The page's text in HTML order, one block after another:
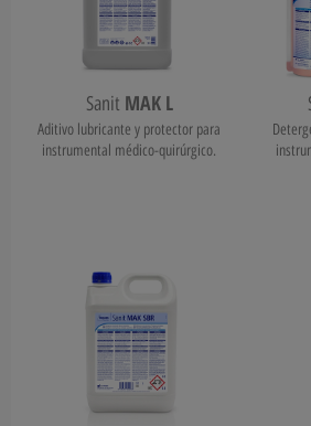
Sanit MAK L
Aditivo lubricante y protector para
instrumental médico-quirúrgico.